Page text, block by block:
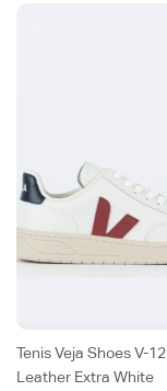
Tenis Veja Shoes V-12
Leather Extra White